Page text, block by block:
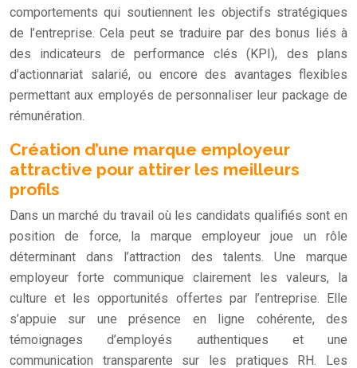
comportements qui soutiennent les objectifs stratégiques
de l’entreprise. Cela peut se traduire par des bonus liés à
des indicateurs de performance clés (KPI), des plans
d’actionnariat salarié, ou encore des avantages flexibles
permettant aux employés de personnaliser leur package de
rémunération.
Création d’une marque employeur
attractive pour attirer les meilleurs
profils
Dans un marché du travail où les candidats qualifiés sont en
position de force, la marque employeur joue un rôle
déterminant dans l’attraction des talents. Une marque
employeur forte communique clairement les valeurs, la
culture et les opportunités offertes par l’entreprise. Elle
s’appuie sur une présence en ligne cohérente, des
témoignages d’employés authentiques et une
communication transparente sur les pratiques RH. Les